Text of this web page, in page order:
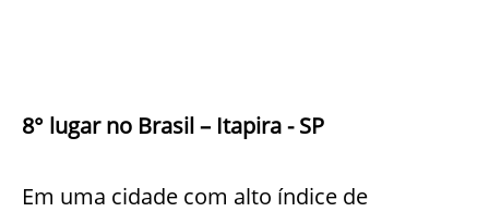
8° lugar no Brasil – Itapira - SP
Em uma cidade com alto índice de